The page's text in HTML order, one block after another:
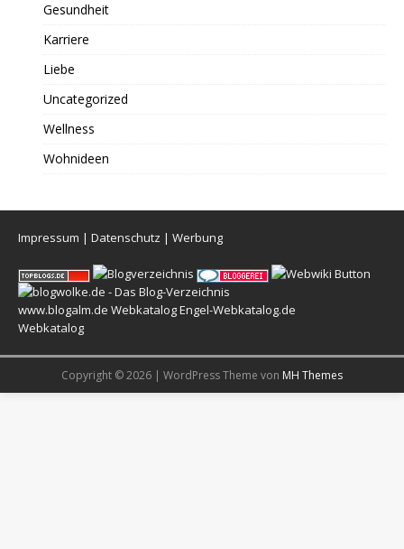
Gesundheit
Karriere
Liebe
Uncategorized
Wellness
Wohnideen
Impressum | Datenschutz | Werbung
www.blogalm.de WebkatalogEngel-Webkatalog.de
Webkatalog
Copyright © 2026 | WordPress Theme von MH Themes